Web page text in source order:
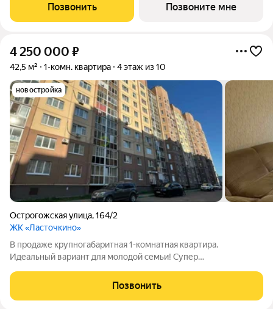
Позвонить Позвоните мне
4 250 000 ₽
42,5 м² 1-комн. квартира 4 этаж из 10
новостройка
Острогожская улица,164/2
ЖК «Ласточкино»
В продаже крупногабаритная 1-комнатная квартира.
Идеальный вариант для молодой семьи! Супер
прихожая, глубокая ниша для универсальной гардеробной,
раздельный санузел, выход на лоджию из кухни, комната
Позвонить